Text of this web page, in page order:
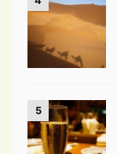
5